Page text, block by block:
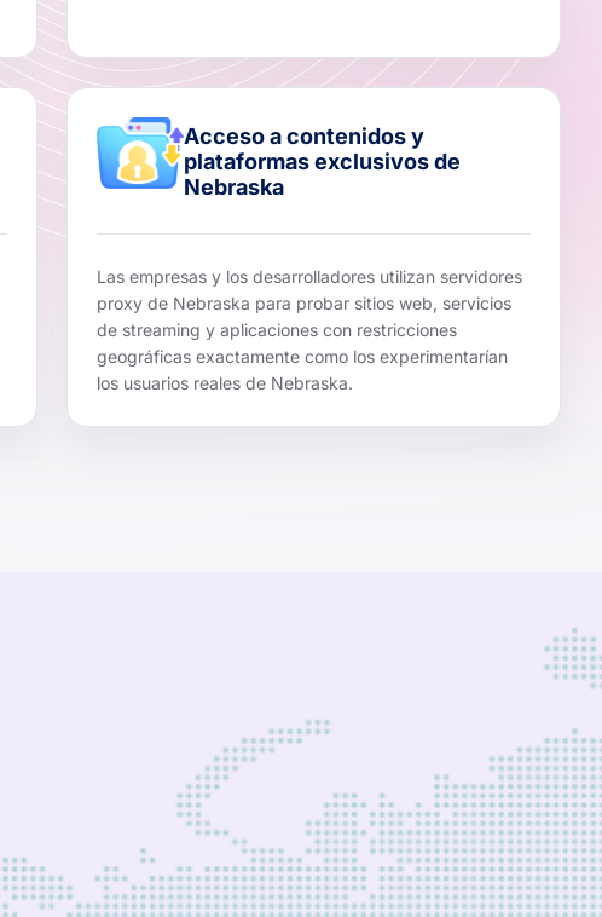
Acceso a contenidos y
plataformas exclusivos de
Nebraska
Las empresas y los desarrolladores utilizan servidores
proxy de Nebraska para probar sitios web, servicios
de streaming y aplicaciones con restricciones
geográficas exactamente como los experimentarían
los usuarios reales de Nebraska.